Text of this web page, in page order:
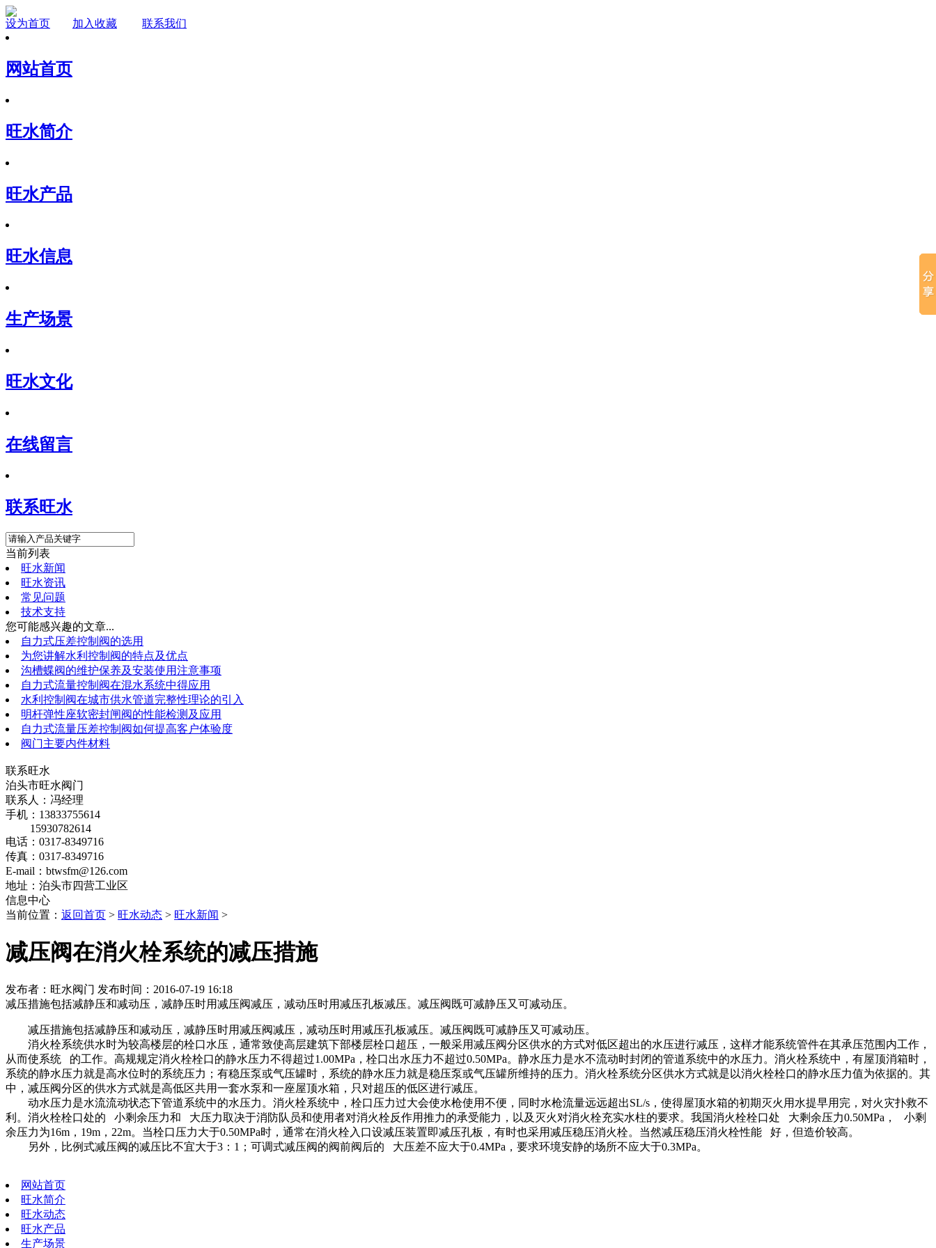
设为首页 加入收藏 联系我们
网站首页
旺水简介
旺水产品
旺水信息
生产场景
旺水文化
在线留言
联系旺水
当前列表
旺水新闻
旺水资讯
常见问题
技术支持
您可能感兴趣的文章...
自力式压差控制阀的选用
为您讲解水利控制阀的特点及优点
沟槽蝶阀的维护保养及安装使用注意事项
自力式流量控制阀在混水系统中得应用
水利控制阀在城市供水管道完整性理论的引入
明杆弹性座软密封闸阀的性能检测及应用
自力式流量压差控制阀如何提高客户体验度
阀门主要内件材料
联系旺水
泊头市旺水阀门
联系人：冯经理
手机：13833755614
15930782614
电话：0317-8349716
传真：0317-8349716
E-mail：btwsfm@126.com
地址：泊头市四营工业区
信息中心
当前位置： 返回首页 > 旺水动态 > 旺水新闻 >
减压阀在消火栓系统的减压措施
发布者：旺水阀门 发布时间：2016-07-19 16:18
减压措施包括减静压和减动压，减静压时用减压阀减压，减动压时用减压孔板减压。减压阀既可减静压又可减动压。
减压措施包括减静压和减动压，减静压时用减压阀减压，减动压时用减压孔板减压。减压阀既可减静压又可减动压。
消火栓系统供水时为较高楼层的栓口水压，通常致使高层建筑下部楼层栓口超压，一般采用减压阀分区供水的方式对低区超出的水压进行减压，这样才能系统管件在其承压范围内工作，
从而使系统 的工作。高规规定消火栓栓口的静水压力不得超过1.00MPa，栓口出水压力不超过0.50MPa。静水压力是水不流动时封闭的管道系统中的水压力。消火栓系统中，有屋顶消箱时，
系统的静水压力就是高水位时的系统压力；有稳压泵或气压罐时，系统的静水压力就是稳压泵或气压罐所维持的压力。消火栓系统分区供水方式就是以消火栓栓口的静水压力值为依据的。其
中，减压阀分区的供水方式就是高低区共用一套水泵和一座屋顶水箱，只对超压的低区进行减压。
动水压力是水流流动状态下管道系统中的水压力。消火栓系统中，栓口压力过大会使水枪使用不便，同时水枪流量远远超出SL/s，使得屋顶水箱的初期灭火用水提早用完，对火灾扑救不
利。消火栓栓口处的 小剩余压力和 大压力取决于消防队员和使用者对消火栓反作用推力的承受能力，以及灭火对消火栓充实水柱的要求。我国消火栓栓口处 大剩余压力0.50MPa， 小剩
余压力为16m，19m，22m。当栓口压力大于0.50MPa时，通常在消火栓入口设减压装置即减压孔板，有时也采用减压稳压消火栓。当然减压稳压消火栓性能 好，但造价较高。
另外，比例式减压阀的减压比不宜大于3：1；可调式减压阀的阀前阀后的 大压差不应大于0.4MPa，要求环境安静的场所不应大于0.3MPa。
网站首页
旺水简介
旺水动态
旺水产品
生产场景